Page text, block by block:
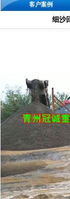
客户案例
细沙